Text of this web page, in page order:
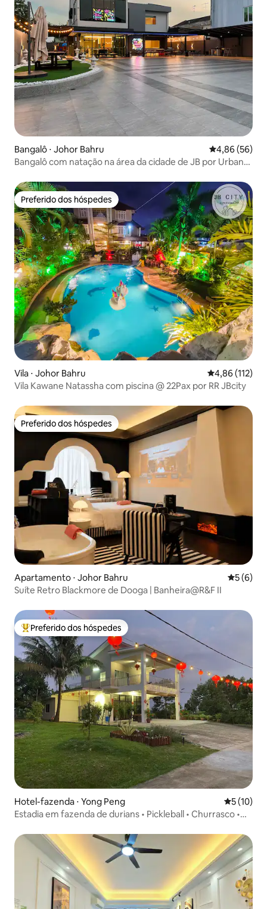
Bangalô ⋅ Johor Bahru 4,86 de uma
4,86 (56)
Bangalô com natação na área da cidade de JB por Urban
Preferido dos hóspedes
Preferido dos hóspedes
Vila ⋅ Johor Bahru 4,86 de uma
4,86 (112)
Vila Kawane Natassha com piscina @ 22Pax por RR JBcity
Preferido dos hóspedes
Preferido dos hóspedes
Apartamento ⋅ Johor Bahru 5 de
5 (6)
Suíte Retro Blackmore de Dooga | Banheira@R&F II
Entre os melhores preferidos dos hóspedes
Preferido dos hóspedes
Hotel-fazenda ⋅ Yong Peng 5 de uma
5 (10)
Estadia em fazenda de durians • Pickleball • Churrasco •